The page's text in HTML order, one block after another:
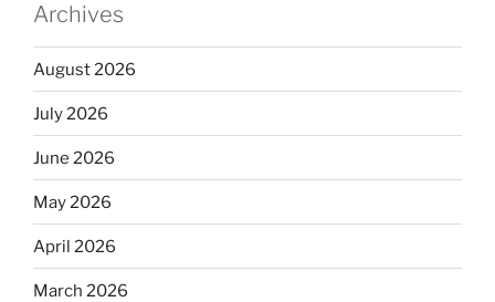
Archives
August 2026
July 2026
June 2026
May 2026
April 2026
March 2026